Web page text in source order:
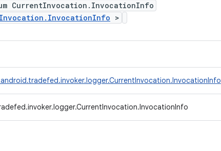
CurrentInvocation.InvocationInfo
>